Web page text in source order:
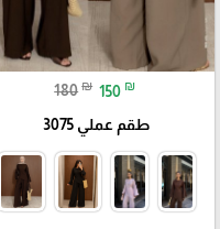
180 ₪ 150 ₪
طقم عملي 3075